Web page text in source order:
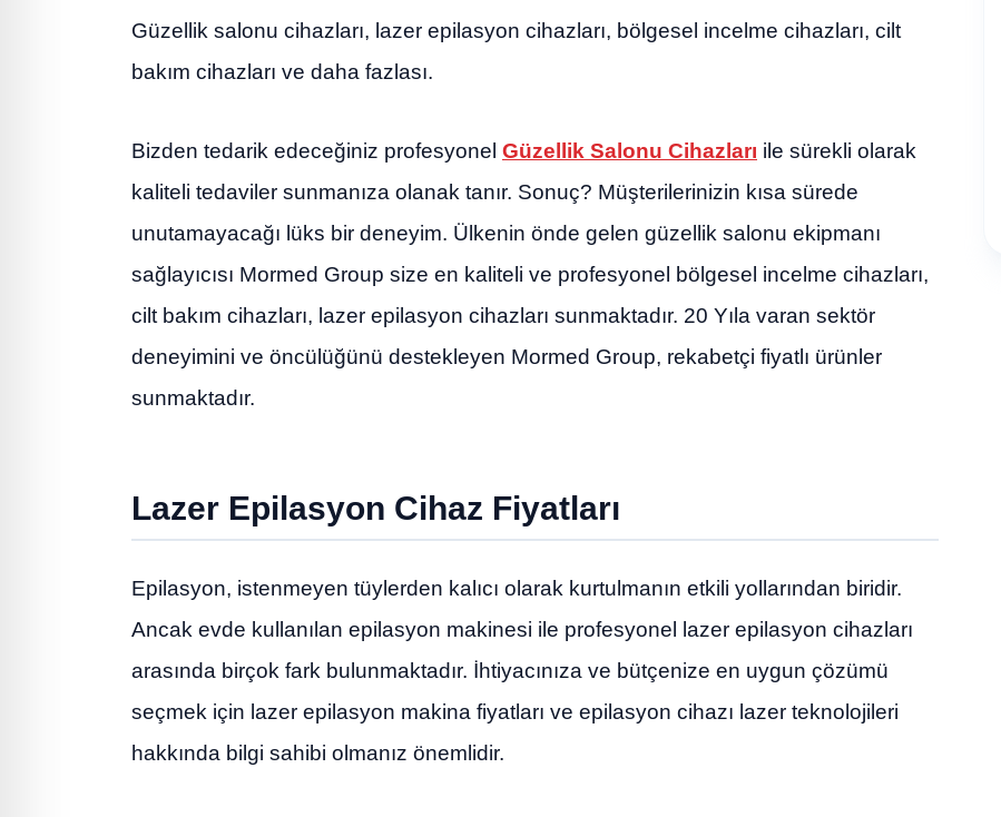
Güzellik salonu cihazları, lazer epilasyon cihazları, bölgesel incelme cihazları, cilt
bakım cihazları ve daha fazlası.
Bizden tedarik edeceğiniz profesyonel Güzellik Salonu Cihazları ile sürekli olarak
kaliteli tedaviler sunmanıza olanak tanır. Sonuç? Müşterilerinizin kısa sürede
unutamayacağı lüks bir deneyim. Ülkenin önde gelen güzellik salonu ekipmanı
sağlayıcısı Mormed Group size en kaliteli ve profesyonel bölgesel incelme cihazları,
cilt bakım cihazları, lazer epilasyon cihazları sunmaktadır. 20 Yıla varan sektör
deneyimini ve öncülüğünü destekleyen Mormed Group, rekabetçi fiyatlı ürünler
sunmaktadır.
Lazer Epilasyon Cihaz Fiyatları
Epilasyon, istenmeyen tüylerden kalıcı olarak kurtulmanın etkili yollarından biridir.
Ancak evde kullanılan epilasyon makinesi ile profesyonel lazer epilasyon cihazları
arasında birçok fark bulunmaktadır. İhtiyacınıza ve bütçenize en uygun çözümü
seçmek için lazer epilasyon makina fiyatları ve epilasyon cihazı lazer teknolojileri
hakkında bilgi sahibi olmanız önemlidir.